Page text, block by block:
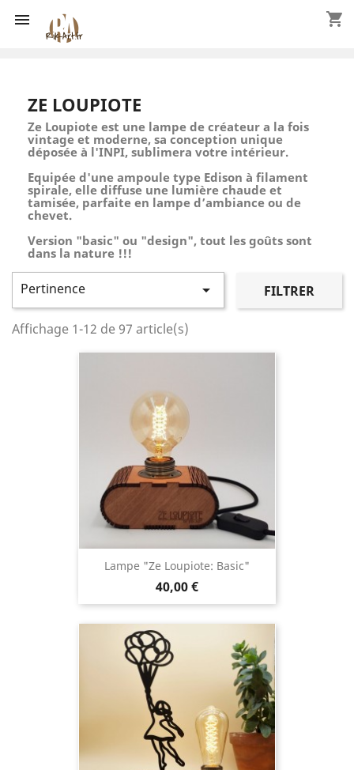
 shopping_cart
ZE LOUPIOTE
Ze Loupiote est une lampe de créateur a la fois
vintage et moderne, sa conception unique
déposée à l'INPI, sublimera votre intérieur.
Equipée d'une ampoule type Edison à filament
spirale, elle diffuse une lumière chaude et
tamisée, parfaite en lampe d’ambiance ou de
chevet.
Version "basic" ou "design", tout les goûts sont
dans la nature !!!
Pertinence  FILTRER
Affichage 1-12 de 97 article(s)
Lampe "Ze Loupiote: Basic"
40,00 €